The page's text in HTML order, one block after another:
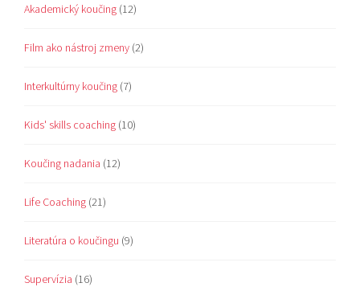
Akademický koučing (12)
Film ako nástroj zmeny (2)
Interkultúrny koučing (7)
Kids' skills coaching (10)
Koučing nadania (12)
Life Coaching (21)
Literatúra o koučingu (9)
Supervízia (16)